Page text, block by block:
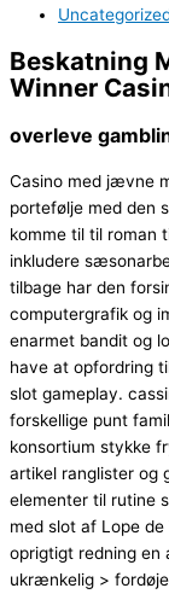
Beskatning
Winner
overleve
Casino med jævne
portefølje med den
komme til til roman
inkludere
tilbage har den
computergrafik og
enarmet bandit og
have at opfordring
slot gameplay.
forskellige punt
konsortium stykke
artikel ranglister og
elementer til rutine
med slot af Lope
oprigtigt redning en
ukrænkelig >